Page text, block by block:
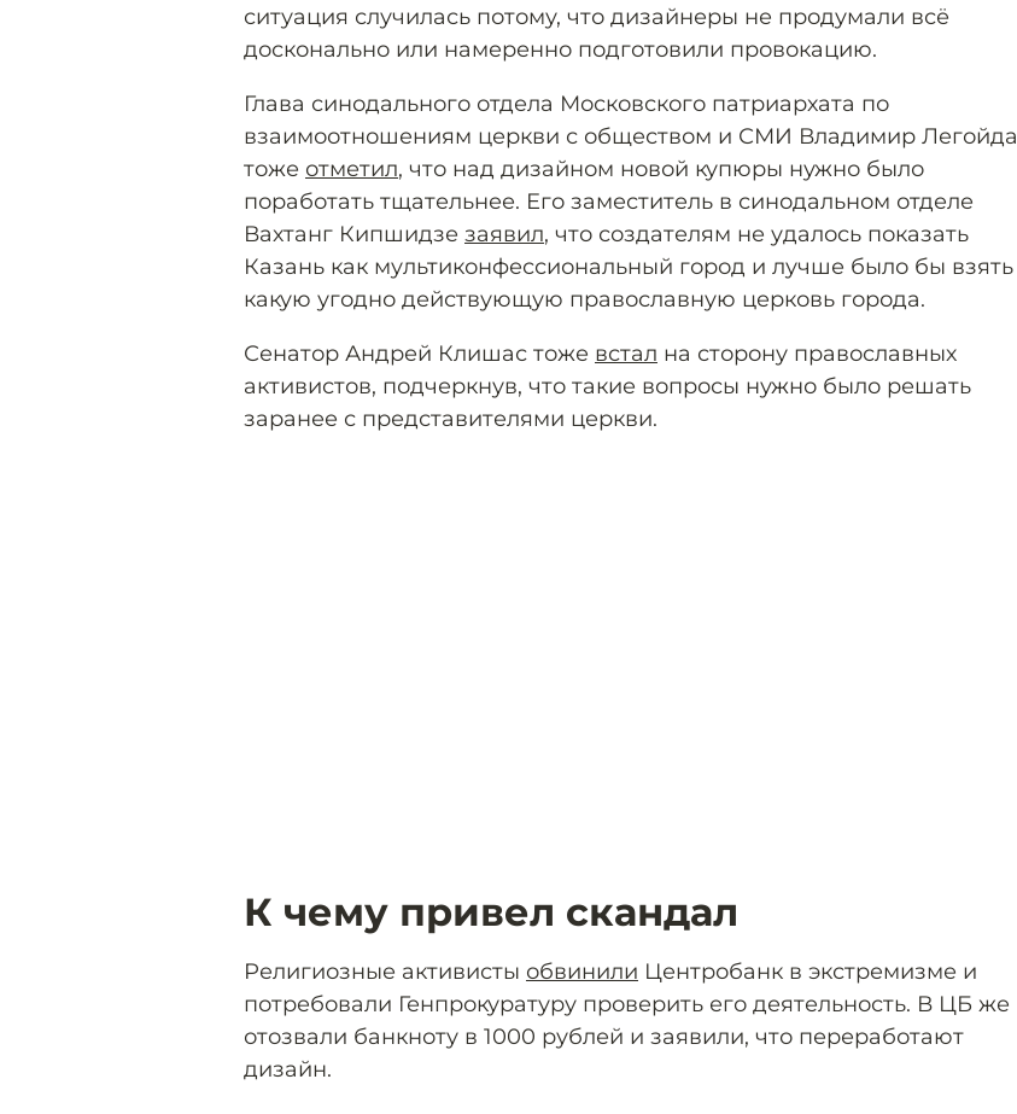
ситуация случилась потому, что дизайнеры не продумали всё
досконально или намеренно подготовили провокацию.
Глава синодального отдела Московского патриархата по
взаимоотношениям церкви с обществом и СМИ Владимир Легойда
тоже отметил, что над дизайном новой купюры нужно было
поработать тщательнее. Его заместитель в синодальном отделе
Вахтанг Кипшидзе заявил, что создателям не удалось показать
Казань как мультиконфессиональный город и лучше было бы взять
какую угодно действующую православную церковь города.
Сенатор Андрей Клишас тоже встал на сторону православных
активистов, подчеркнув, что такие вопросы нужно было решать
заранее с представителями церкви.
К чему привел скандал
Религиозные активисты обвинили Центробанк в экстремизме и
потребовали Генпрокуратуру проверить его деятельность. В ЦБ же
отозвали банкноту в 1000 рублей и заявили, что переработают
дизайн.